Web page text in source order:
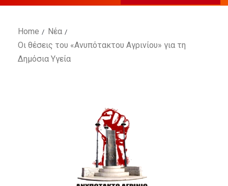
Home
Νέα
Οι θέσεις του «Ανυπότακτου Αγρινίου» για τη
Δημόσια Υγεία